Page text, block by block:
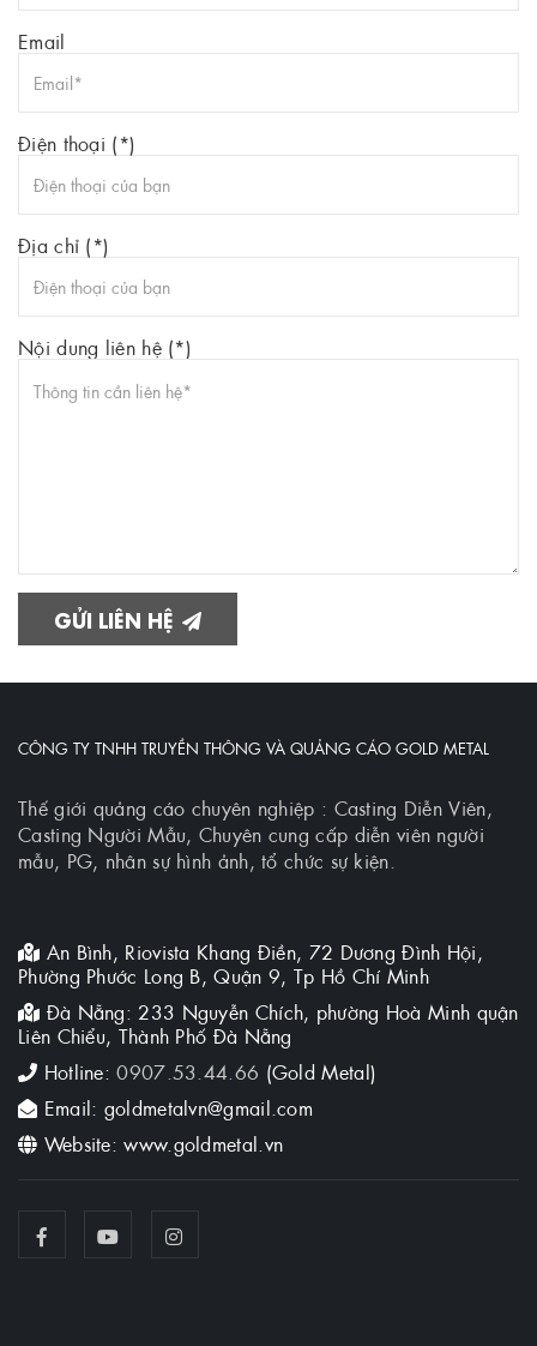
Email
Điện thoại (*)
Địa chỉ (*)
Nội dung liên hệ (*)
GỬI LIÊN HỆ
CÔNG TY TNHH TRUYỀN THÔNG VÀ QUẢNG CÁO GOLD METAL
Thế giới quảng cáo chuyên nghiệp : Casting Diễn Viên,
Casting Người Mẫu, Chuyên cung cấp diễn viên người
mẫu, PG, nhân sự hình ảnh, tổ chức sự kiện.
An Bình, Riovista Khang Điền, 72 Dương Đình Hội,
Phường Phước Long B, Quận 9, Tp Hồ Chí Minh
Đà Nẵng: 233 Nguyễn Chích, phường Hoà Minh quận
Liên Chiểu, Thành Phố Đà Nẵng
Hotline:0907.53.44.66 (Gold Metal)
Email: goldmetalvn@gmail.com
Website: www.goldmetal.vn